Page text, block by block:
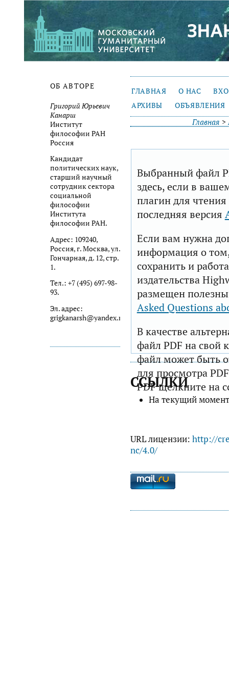
ОБ АВТОРЕ
Григорий Юрьевич
Канарш
Институт
философии РАН
Россия
Кандидат
политических наук,
старший научный
сотрудник сектора
социальной
философии
Института
философии РАН.
Адрес: 109240,
Россия, г. Москва, ул.
Гончарная, д. 12, стр.
1.
Тел.: +7 (495) 697-98-
93.
Эл. адрес:
grigkanarsh@yandex.ru
ГЛАВНАЯ О НАС
АРХИВЫ
ОБЪЯВЛЕНИЯ
Главная >
Выбранный файл
здесь, если в
плагин для
последняя версия
Если вам нужна
информация о том,
сохранить и
издательства
размещен
Asked Questions
В качестве
файл PDF на свой
файл может быть
для просмотра
PDF щелкните на
ССЫЛКИ
На текущий
URL лицензии: http://
nc/4.0/